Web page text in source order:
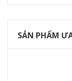
SẢN PHẨM